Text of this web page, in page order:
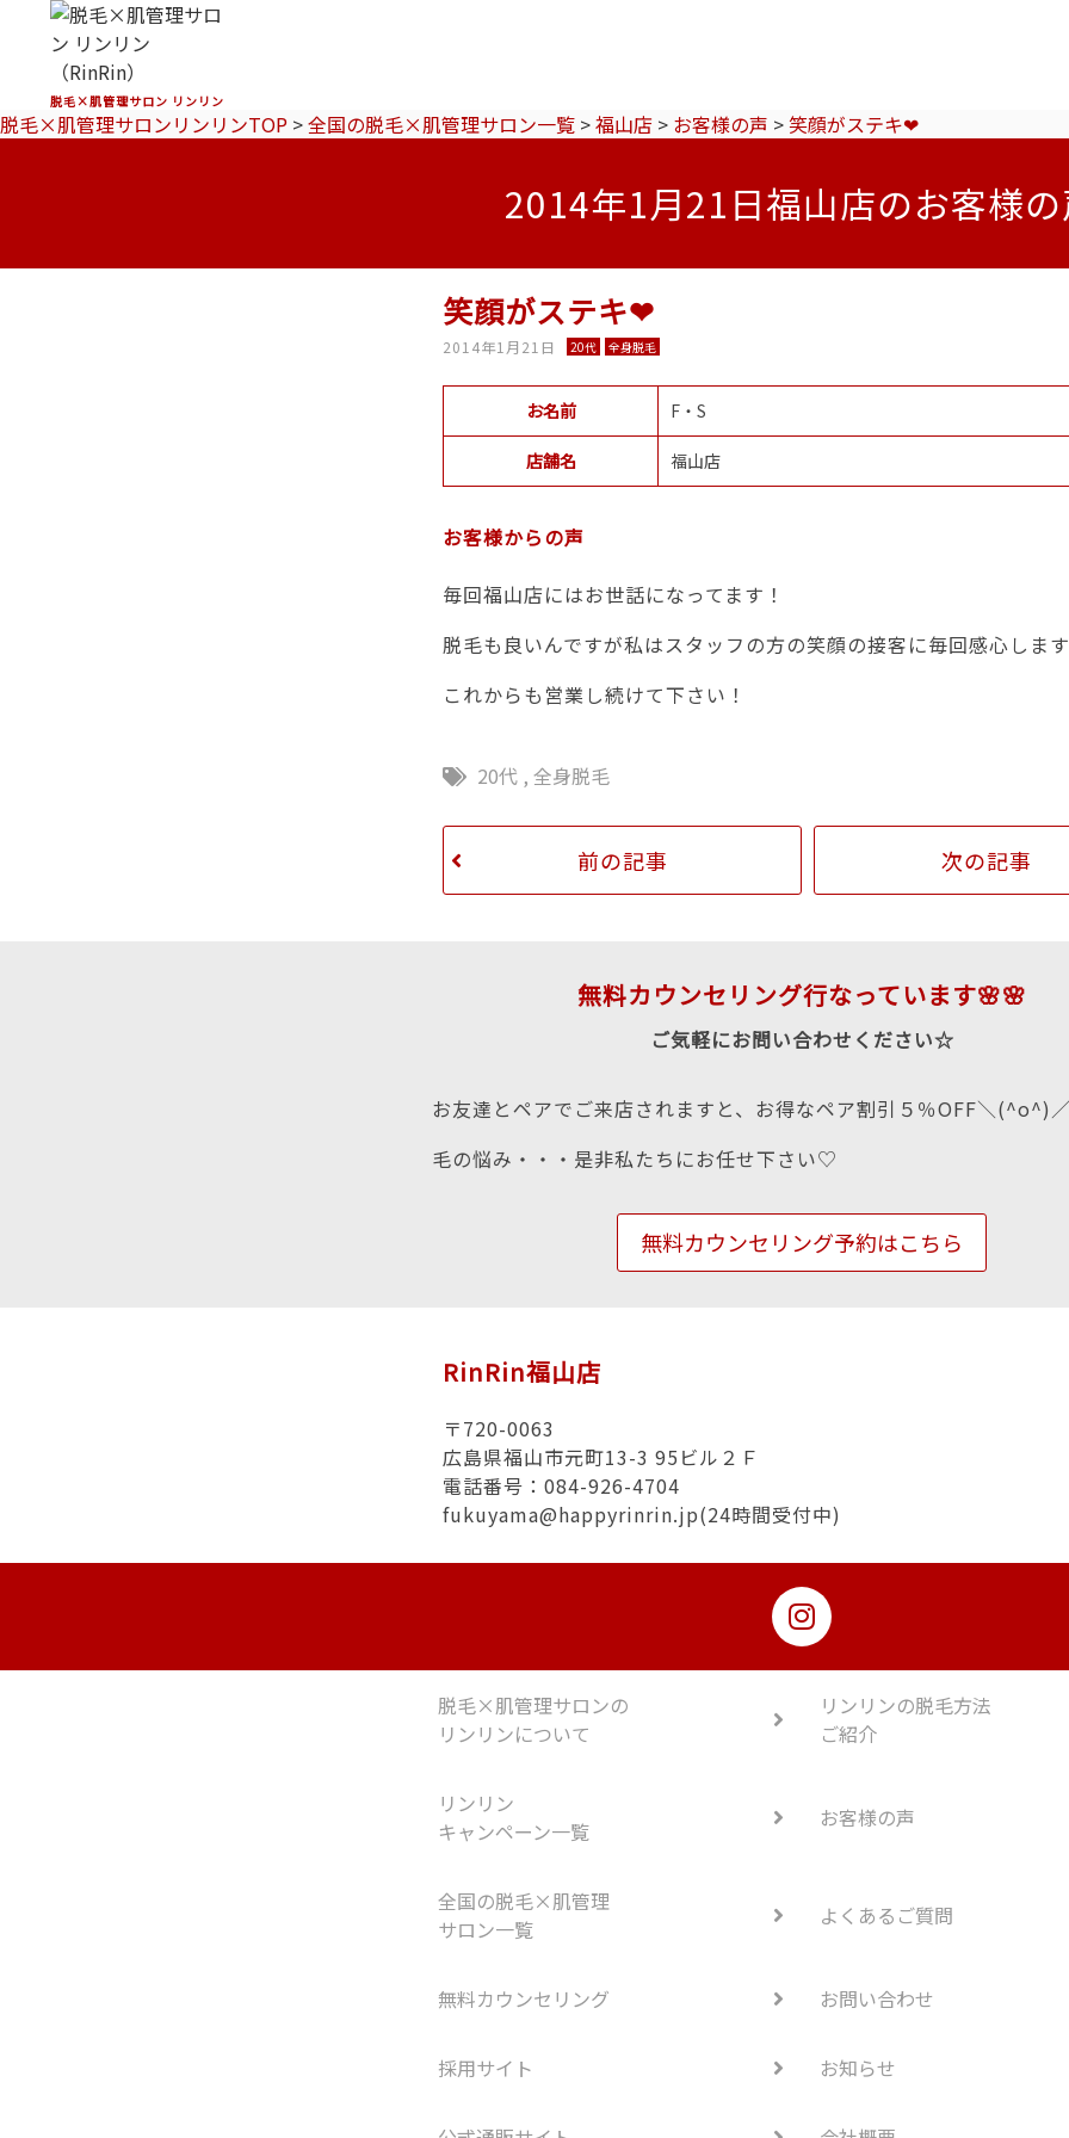
脱毛×肌管理サロン リンリン
脱毛×肌管理サロンリンリンTOP >全国の脱毛×肌管理サロン一覧 >福山店 > お客様の声 >笑顔がステキ❤
2014年1月21日福山店のお客様
笑顔がステキ❤
2014年1月21日 20代 全身脱毛
お名前 F・S
店舗名 福山店
お客様からの声
毎回福山店にはお世話になってます！
脱毛も良いんですが私はスタッフの方の笑顔の接客に毎回感心しま
これからも営業し続けて下さい！
20代 ,全身脱毛
前の記事 次の記事
無料カウンセリング行なっています🌸🌸
ご気軽にお問い合わせください☆
お友達とペアでご来店されますと、お得なペア割引５％OFF＼(^o^)
毛の悩み・・・是非私たちにお任せ下さい♡
無料カウンセリング予約はこちら
RinRin福山店
〒720-0063
広島県福山市元町13-3 95ビル２Ｆ
電話番号：084-926-4704
fukuyama@happyrinrin.jp(24時間受付中)
脱毛×肌管理サロンの
リンリンについて
リンリンの脱毛方法
ご紹介
リンリン
キャンペーン一覧
お客様の声
全国の脱毛×肌管理
サロン一覧
よくあるご質問
無料カウンセリング お問い合わせ
採用サイト お知らせ